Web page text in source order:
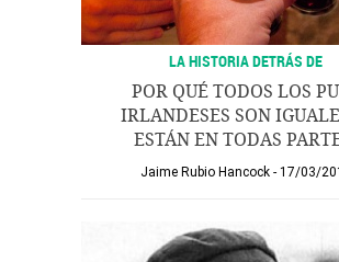
LA HISTORIA DETRÁS DE
POR QUÉ TODOS LOS
IRLANDESES SON
ESTÁN EN TODAS
Jaime Rubio Hancock 17/03/